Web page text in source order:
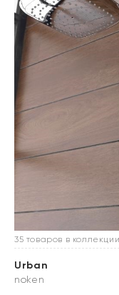
35 товаров в коллекции
Urban
noken